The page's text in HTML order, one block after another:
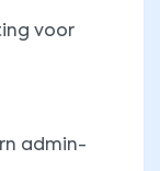
voor
admin-